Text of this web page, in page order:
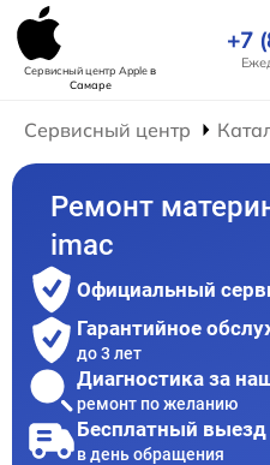
Сервисный центр Appleв
Самаре
+7
Сервисный центр
Ремонт
imac
Официальный
Гарантийное
до 3 лет
Диагностика за
ремонт по желанию
Бесплатный выезд
в день обращения